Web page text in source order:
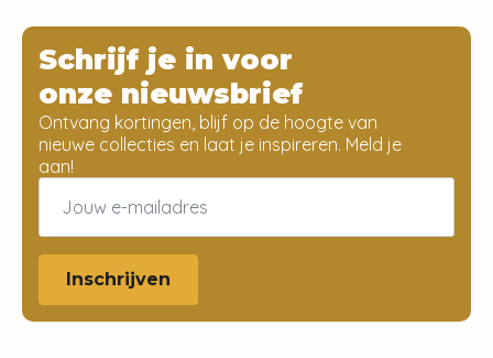
Schrijf je in voor
onze nieuwsbrief
Ontvang kortingen, blijf op de hoogte van
nieuwe collecties en laat je inspireren. Meld je
aan!
Email
Inschrijven